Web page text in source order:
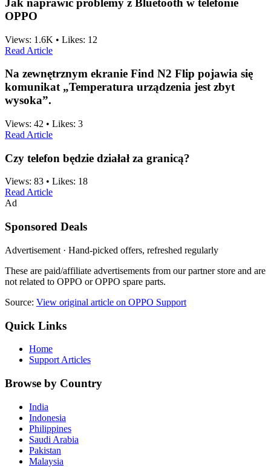
Jak naprawić problemy z Bluetooth w telefonie
OPPO
Views: 1.6K • Likes: 12
Read Article
Na zewnętrznym ekranie Find N2 Flip pojawia się
komunikat „Temperatura urządzenia jest zbyt
wysoka”.
Views: 42 • Likes: 3
Read Article
Czy telefon będzie działał za granicą?
Views: 83 • Likes: 18
Read Article
Ad
Sponsored Deals
Advertisement · Hand-picked offers, refreshed regularly
These are paid/affiliate advertisements from our partner store and are
not related to OPPO or OPPO spare parts.
Source: View original article on OPPO Support
Quick Links
Home
Support Articles
Browse by Country
India
Indonesia
Philippines
Saudi Arabia
Pakistan
Malaysia